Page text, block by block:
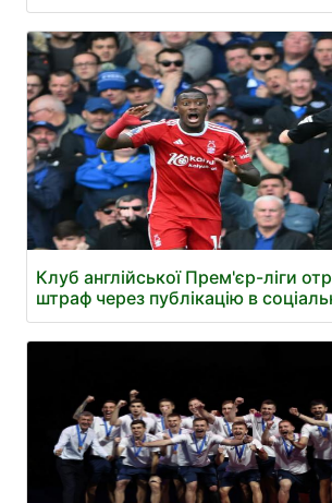
Клуб англійської Прем'єр-ліги
штраф через публікацію в